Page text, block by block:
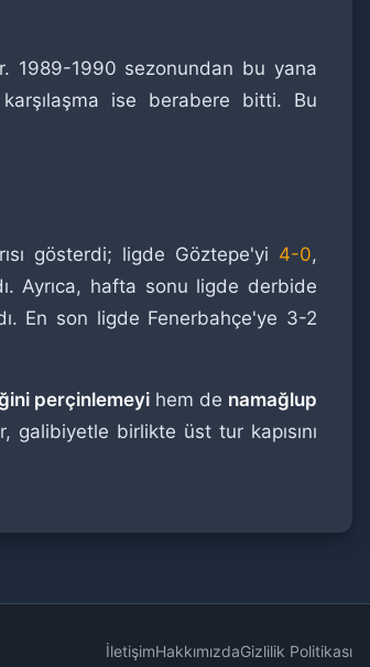
1989-1990 sezonundan bu yana
ise berabere bitti. Bu
gösterdi; ligde Göztepe'yi 4-0,
Ayrıca, hafta sonu ligde derbide
En son ligde Fenerbahçe'ye 3-2
perçinlemeyihem de namağlup
galibiyetle birlikte üst tur kapısını
İletişimHakkımızdaGizlilik Politikası